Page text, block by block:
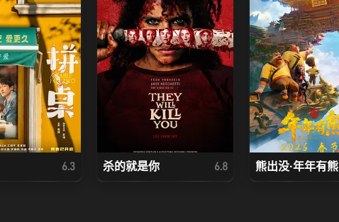
6.3 杀的就是你 6.8 熊出没·年年有熊